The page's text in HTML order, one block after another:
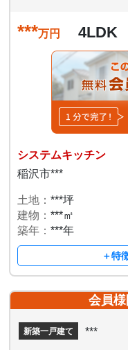
***万円 4LDK
システムキッチン
稲沢市***
土地：***坪
建物：***㎡
築年：***年
＋特
会員
新築一戸建て ***